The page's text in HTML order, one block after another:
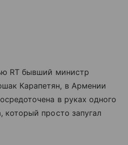
RT бывший министр
Карапетян, в Армении
в руках одного
который просто запугал